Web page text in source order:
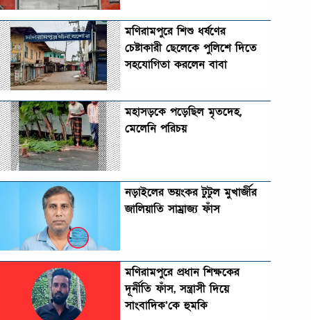
মণিরামপুরে শিশু ধর্ষণের
চেষ্টাকারী ছেলেকে পুলিশে দিতে
সহযোগিতা করলেন বাবা
মহাসড়কে পড়েছিল মৃতদেহ,
মেলেনি পরিচয়
নড়াইলের ভয়ংকর টুটুল মুখার্জীর
জালিয়াতি সাম্রাজ্য ফাঁস
মণিরামপুরে প্রধান শিক্ষকের
দূর্নীতি ফাঁস, সন্ত্রাসী দিয়ে
সাংবাদিক’কে হুমকি